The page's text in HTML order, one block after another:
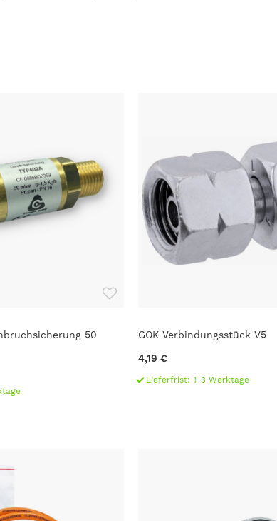
50
GOK Verbindungsstück V5
4,19 €
Lieferfrist: 1-3 Werktage